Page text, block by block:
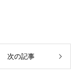
次の記事